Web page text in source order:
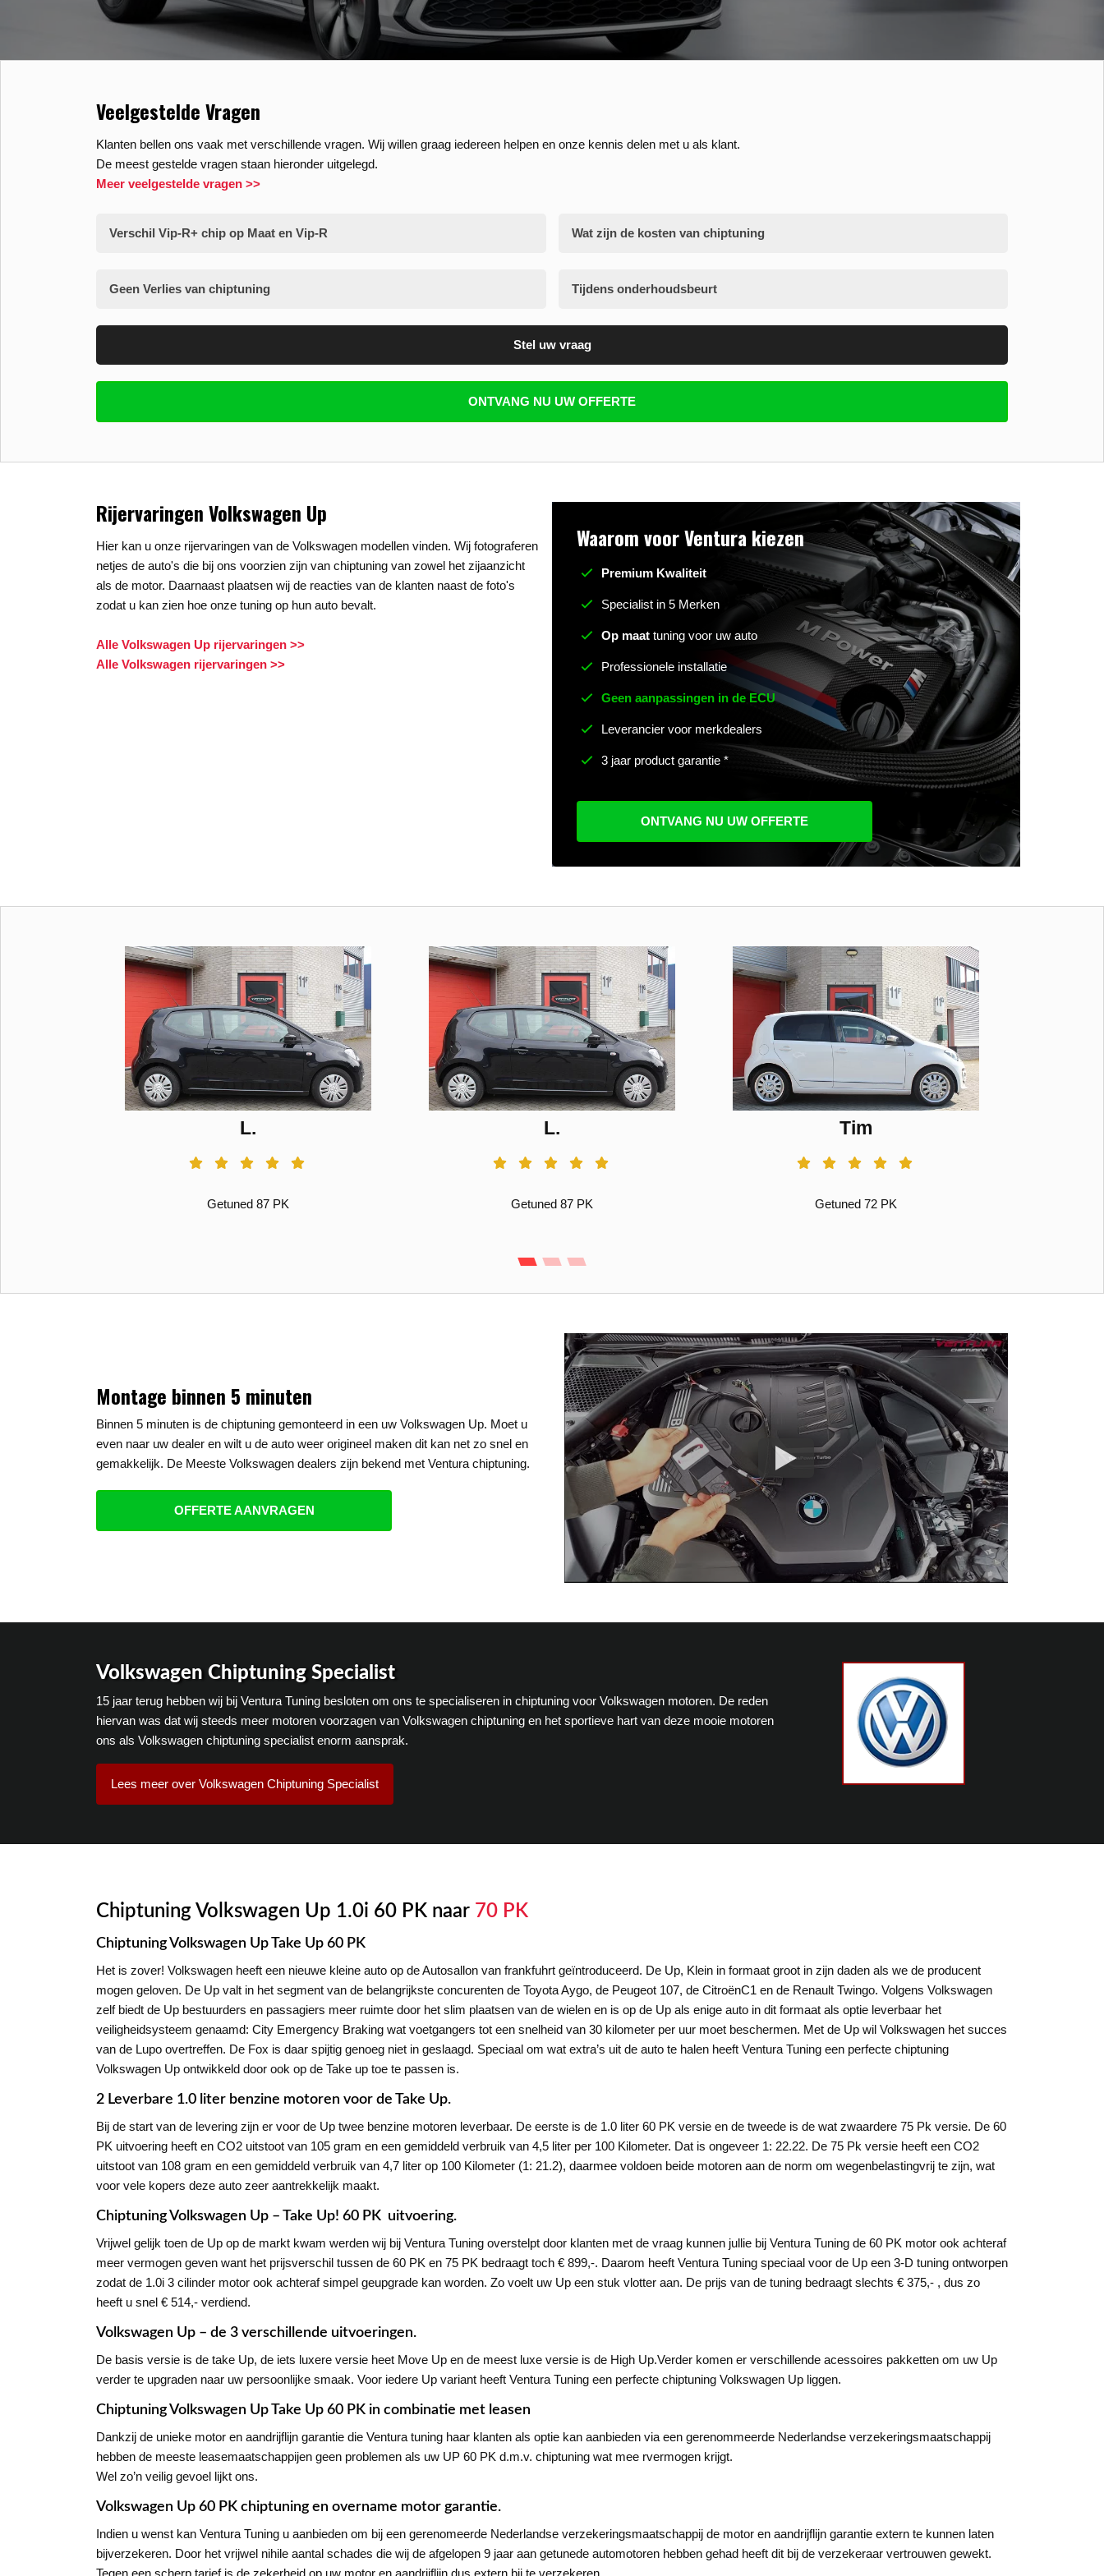
Veelgestelde Vragen
Klanten bellen ons vaak met verschillende vragen. Wij willen graag iedereen helpen en onze kennis delen met u als klant.
De meest gestelde vragen staan hieronder uitgelegd.
Meer veelgestelde vragen >>
Verschil Vip-R+ chip op Maat en Vip-R
Geen Verlies van chiptuning
Wat zijn de kosten van chiptuning
Tijdens onderhoudsbeurt
Stel uw vraag
E-mail*
ONTVANG NU UW OFFERTE
Rijervaringen Volkswagen Up
Hier kan u onze rijervaringen van de Volkswagen modellen vinden. Wij fotograferen
netjes de auto's die bij ons voorzien zijn van chiptuning van zowel het zijaanzicht
als de motor. Daarnaast plaatsen wij de reacties van de klanten naast de foto's
zodat u kan zien hoe onze tuning op hun auto bevalt.
Alle Volkswagen Up rijervaringen >>
Alle Volkswagen rijervaringen >>
Waarom voor Ventura kiezen
Premium Kwaliteit
Specialist in 5 Merken
Op maat tuning voor uw auto
Professionele installatie
Geen aanpassingen in de ECU
Leverancier voor merkdealers
3 jaar product garantie *
ONTVANG NU UW OFFERTE
L.
Getuned 87 PK
L.
Getuned 87 PK
Tim
Getuned 72 PK
Montage binnen 5 minuten
Binnen 5 minuten is de chiptuning gemonteerd in een uw Volkswagen Up. Moet u
even naar uw dealer en wilt u de auto weer origineel maken dit kan net zo snel en
gemakkelijk. De Meeste Volkswagen dealers zijn bekend met Ventura chiptuning.
OFFERTE AANVRAGEN
Volkswagen Chiptuning Specialist
15 jaar terug hebben wij bij Ventura Tuning besloten om ons te specialiseren in chiptuning voor Volkswagen motoren. De reden
hiervan was dat wij steeds meer motoren voorzagen van Volkswagen chiptuning en het sportieve hart van deze mooie motoren
ons als Volkswagen chiptuning specialist enorm aansprak.
Lees meer over Volkswagen Chiptuning Specialist
Chiptuning Volkswagen Up 1.0i 60 PK naar 70 PK
Chiptuning Volkswagen Up Take Up 60 PK
Het is zover! Volkswagen heeft een nieuwe kleine auto op de Autosallon van frankfuhrt geïntroduceerd. De Up, Klein in formaat groot in zijn daden als we de producent
mogen geloven. De Up valt in het segment van de belangrijkste concurenten de Toyota Aygo, de Peugeot 107, de CitroënC1 en de Renault Twingo. Volgens Volkswagen
zelf biedt de Up bestuurders en passagiers meer ruimte door het slim plaatsen van de wielen en is op de Up als enige auto in dit formaat als optie leverbaar het
veiligheidsysteem genaamd: City Emergency Braking wat voetgangers tot een snelheid van 30 kilometer per uur moet beschermen. Met de Up wil Volkswagen het succes
van de Lupo overtreffen. De Fox is daar spijtig genoeg niet in geslaagd. Speciaal om wat extra’s uit de auto te halen heeft Ventura Tuning een perfecte chiptuning
Volkswagen Up ontwikkeld door ook op de Take up toe te passen is.
2 Leverbare 1.0 liter benzine motoren voor de Take Up.
Bij de start van de levering zijn er voor de Up twee benzine motoren leverbaar. De eerste is de 1.0 liter 60 PK versie en de tweede is de wat zwaardere 75 Pk versie. De 60
PK uitvoering heeft en CO2 uitstoot van 105 gram en een gemiddeld verbruik van 4,5 liter per 100 Kilometer. Dat is ongeveer 1: 22.22. De 75 Pk versie heeft een CO2
uitstoot van 108 gram en een gemiddeld verbruik van 4,7 liter op 100 Kilometer (1: 21.2), daarmee voldoen beide motoren aan de norm om wegenbelastingvrij te zijn, wat
voor vele kopers deze auto zeer aantrekkelijk maakt.
Chiptuning Volkswagen Up – Take Up! 60 PK uitvoering.
Vrijwel gelijk toen de Up op de markt kwam werden wij bij Ventura Tuning overstelpt door klanten met de vraag kunnen jullie bij Ventura Tuning de 60 PK motor ook achteraf
meer vermogen geven want het prijsverschil tussen de 60 PK en 75 PK bedraagt toch € 899,-. Daarom heeft Ventura Tuning speciaal voor de Up een 3-D tuning ontworpen
zodat de 1.0i 3 cilinder motor ook achteraf simpel geupgrade kan worden. Zo voelt uw Up een stuk vlotter aan. De prijs van de tuning bedraagt slechts € 375,- , dus zo
heeft u snel € 514,- verdiend.
Volkswagen Up – de 3 verschillende uitvoeringen.
De basis versie is de take Up, de iets luxere versie heet Move Up en de meest luxe versie is de High Up.Verder komen er verschillende acessoires pakketten om uw Up
verder te upgraden naar uw persoonlijke smaak. Voor iedere Up variant heeft Ventura Tuning een perfecte chiptuning Volkswagen Up liggen.
Chiptuning Volkswagen Up Take Up 60 PK in combinatie met leasen
Dankzij de unieke motor en aandrijflijn garantie die Ventura tuning haar klanten als optie kan aanbieden via een gerenommeerde Nederlandse verzekeringsmaatschappij
hebben de meeste leasemaatschappijen geen problemen als uw UP 60 PK d.m.v. chiptuning wat mee rvermogen krijgt.
Wel zo’n veilig gevoel lijkt ons.
Volkswagen Up 60 PK chiptuning en overname motor garantie.
Indien u wenst kan Ventura Tuning u aanbieden om bij een gerenomeerde Nederlandse verzekeringsmaatschappij de motor en aandrijflijn garantie extern te kunnen laten
bijverzekeren. Door het vrijwel nihile aantal schades die wij de afgelopen 9 jaar aan getunede automotoren hebben gehad heeft dit bij de verzekeraar vertrouwen gewekt.
Tegen een scherp tarief is de zekerheid op uw motor en aandrijflijn dus extern bij te verzekeren.